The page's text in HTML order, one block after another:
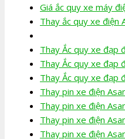
Giá ắc quy xe máy
Thay ắc quy xe điện
Thay Ắc quy xe đạp
Thay Ắc quy xe đạp
Thay Ắc quy xe đạp
Thay pin xe điện
Thay pin xe điện
Thay pin xe điện
Thay pin xe điện